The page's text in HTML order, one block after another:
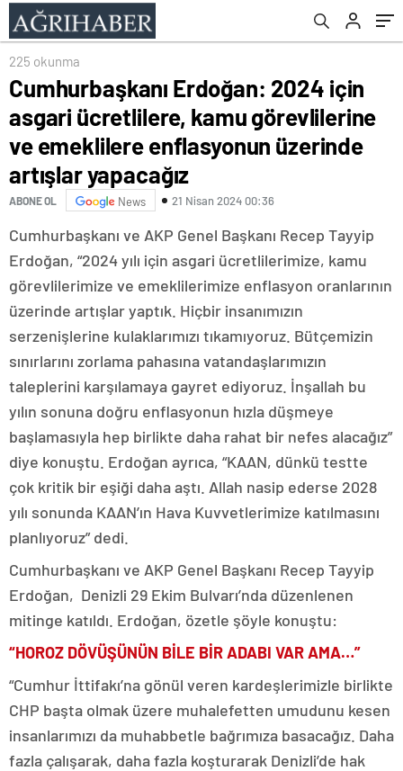
enflasyonun üzerinde artışlar yapacağız
225 okunma
Cumhurbaşkanı Erdoğan: 2024 için
asgari ücretlilere, kamu görevlilerine
ve emeklilere enflasyonun üzerinde
artışlar yapacağız
ABONE OL News 21 Nisan 2024 00:36
Cumhurbaşkanı ve AKP Genel Başkanı Recep Tayyip
Erdoğan, “2024 yılı için asgari ücretlilerimize, kamu
görevlilerimize ve emeklilerimize enflasyon oranlarının
üzerinde artışlar yaptık. Hiçbir insanımızın
serzenişlerine kulaklarımızı tıkamıyoruz. Bütçemizin
sınırlarını zorlama pahasına vatandaşlarımızın
taleplerini karşılamaya gayret ediyoruz. İnşallah bu
yılın sonuna doğru enflasyonun hızla düşmeye
başlamasıyla hep birlikte daha rahat bir nefes alacağız”
diye konuştu. Erdoğan ayrıca, “KAAN, dünkü testte
çok kritik bir eşiği daha aştı. Allah nasip ederse 2028
yılı sonunda KAAN’ın Hava Kuvvetlerimize katılmasını
planlıyoruz” dedi.
Cumhurbaşkanı ve AKP Genel Başkanı Recep Tayyip
Erdoğan, Denizli 29 Ekim Bulvarı’nda düzenlenen
mitinge katıldı. Erdoğan, özetle şöyle konuştu:
“HOROZ DÖVÜŞÜNÜN BİLE BİR ADABI VAR AMA…”
“Cumhur İttifakı’na gönül veren kardeşlerimizle birlikte
CHP başta olmak üzere muhalefetten umudunu kesen
insanlarımızı da muhabbetle bağrımıza basacağız. Daha
fazla çalışarak, daha fazla koşturarak Denizli’de hak